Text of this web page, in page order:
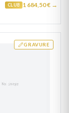
CLUB 1 684,50 € →
GRAVURE
Gourmette Or